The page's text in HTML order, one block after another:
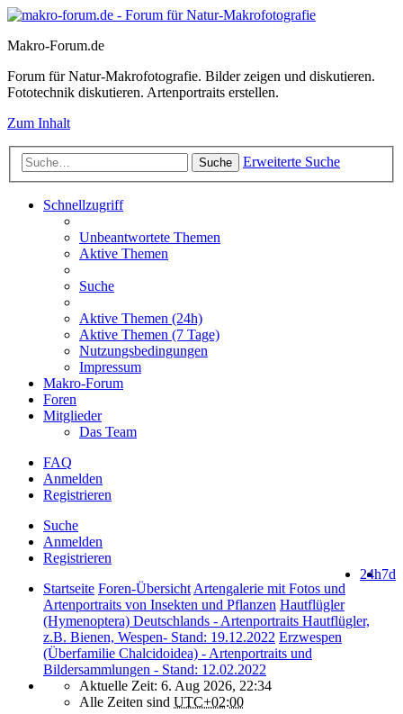
Makro-Forum.de
Forum für Natur-Makrofotografie. Bilder zeigen und diskutieren.
Fototechnik diskutieren. Artenportraits erstellen.
Zum Inhalt
Suche Erweiterte Suche
Schnellzugriff
Unbeantwortete Themen
Aktive Themen
Suche
Aktive Themen (24h)
Aktive Themen (7 Tage)
Nutzungsbedingungen
Impressum
Makro-Forum
Foren
Mitglieder
Das Team
FAQ
Anmelden
Registrieren
Suche
Anmelden
Registrieren
7d
24h
Startseite Foren-Übersicht Artengalerie mit Fotos und
Artenportraits von Insekten und Pflanzen Hautflügler
(Hymenoptera) Deutschlands - Artenportraits Hautflügler,
z.B. Bienen, Wespen- Stand: 19.12.2022 Erzwespen
(Überfamilie Chalcidoidea) - Artenportraits und
Bildersammlungen - Stand: 12.02.2022
Aktuelle Zeit: 6. Aug 2026, 22:34
Alle Zeiten sind UTC+02:00